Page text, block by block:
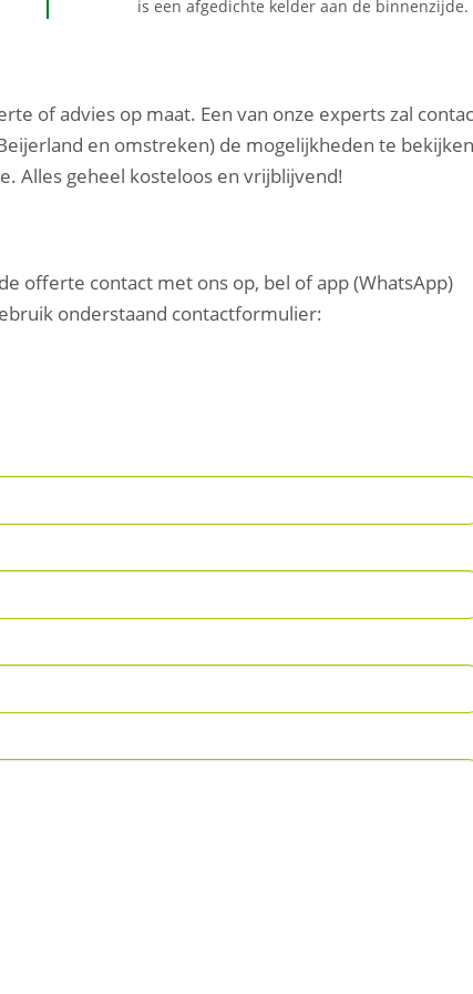
is een afgedichte kelder aan de binnenzijde.
of advies op maat. Een van onze experts zal
en omstreken) de mogelijkheden te
Alles geheel kosteloos en vrijblijvend!
offerte contact met ons op, bel of app (WhatsApp)
onderstaand contactformulier: